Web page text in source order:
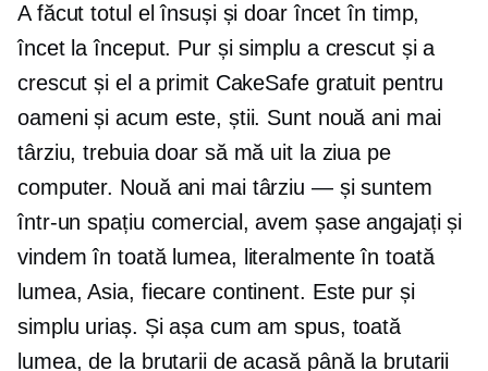
A făcut totul el însuși și doar încet în timp,
încet la început. Pur și simplu a crescut și a
crescut și el a primit CakeSafe gratuit pentru
oameni și acum este, știi. Sunt nouă ani mai
târziu, trebuia doar să mă uit la ziua pe
computer. Nouă ani mai târziu — și suntem
într-un spațiu comercial, avem șase angajați și
vindem în toată lumea, literalmente în toată
lumea, Asia, fiecare continent. Este pur și
simplu uriaș. Și așa cum am spus, toată
lumea, de la brutarii de acasă până la brutarii